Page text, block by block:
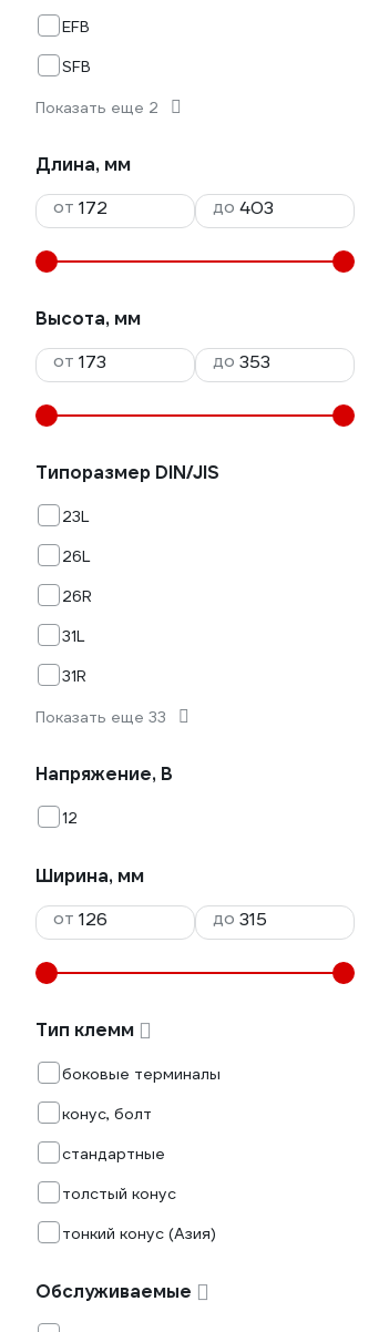
EFB
SFB
Показать еще 2
Длина, мм
от
до
Высота, мм
от
до
Типоразмер DIN/JIS
23L
26L
26R
31L
31R
Показать еще 33
Напряжение, В
12
Ширина, мм
от
до
Тип клемм
боковые терминалы
конус, болт
стандартные
толстый конус
тонкий конус (Азия)
Обслуживаемые